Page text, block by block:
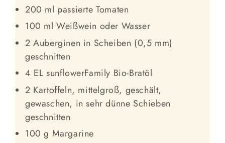
200 ml passierte Tomaten
100 ml Weißwein oder Wasser
2 Auberginen in Scheiben (0,5 mm)
geschnitten
4 EL sunflowerFamily Bio-Bratöl
2 Kartoffeln, mittelgroß, geschält,
gewaschen, in sehr dünne Schieben
geschnitten
100 g Margarine